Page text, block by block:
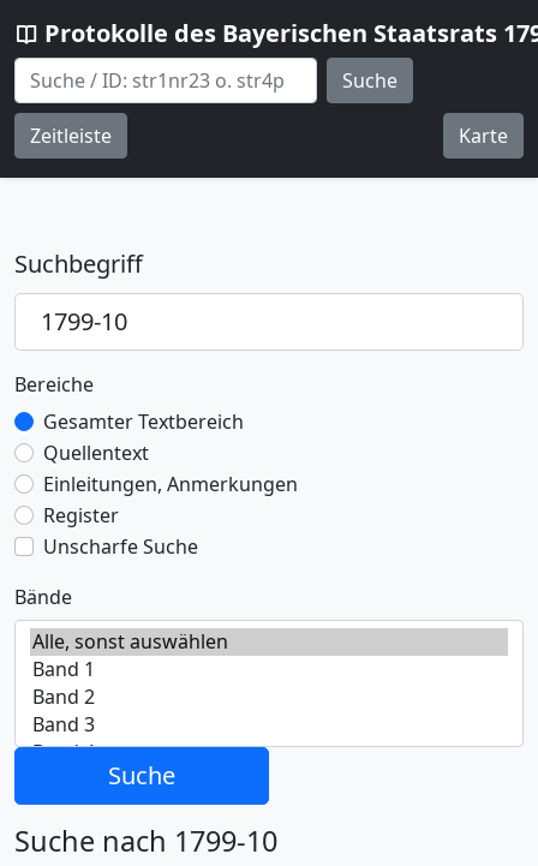
Protokolle des Bayerischen Staatsrats
Suche
Zeitleiste Karte
Suchbegriff
Bereiche
Gesamter Textbereich
Quellentext
Einleitungen, Anmerkungen
Register
Unscharfe Suche
Bände
Suche
Suche nach 1799-10